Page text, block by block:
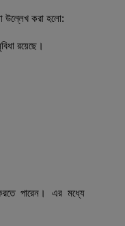
উল্লেখ করা হলো:
রয়েছে।
পারেন। এর মধ্যে